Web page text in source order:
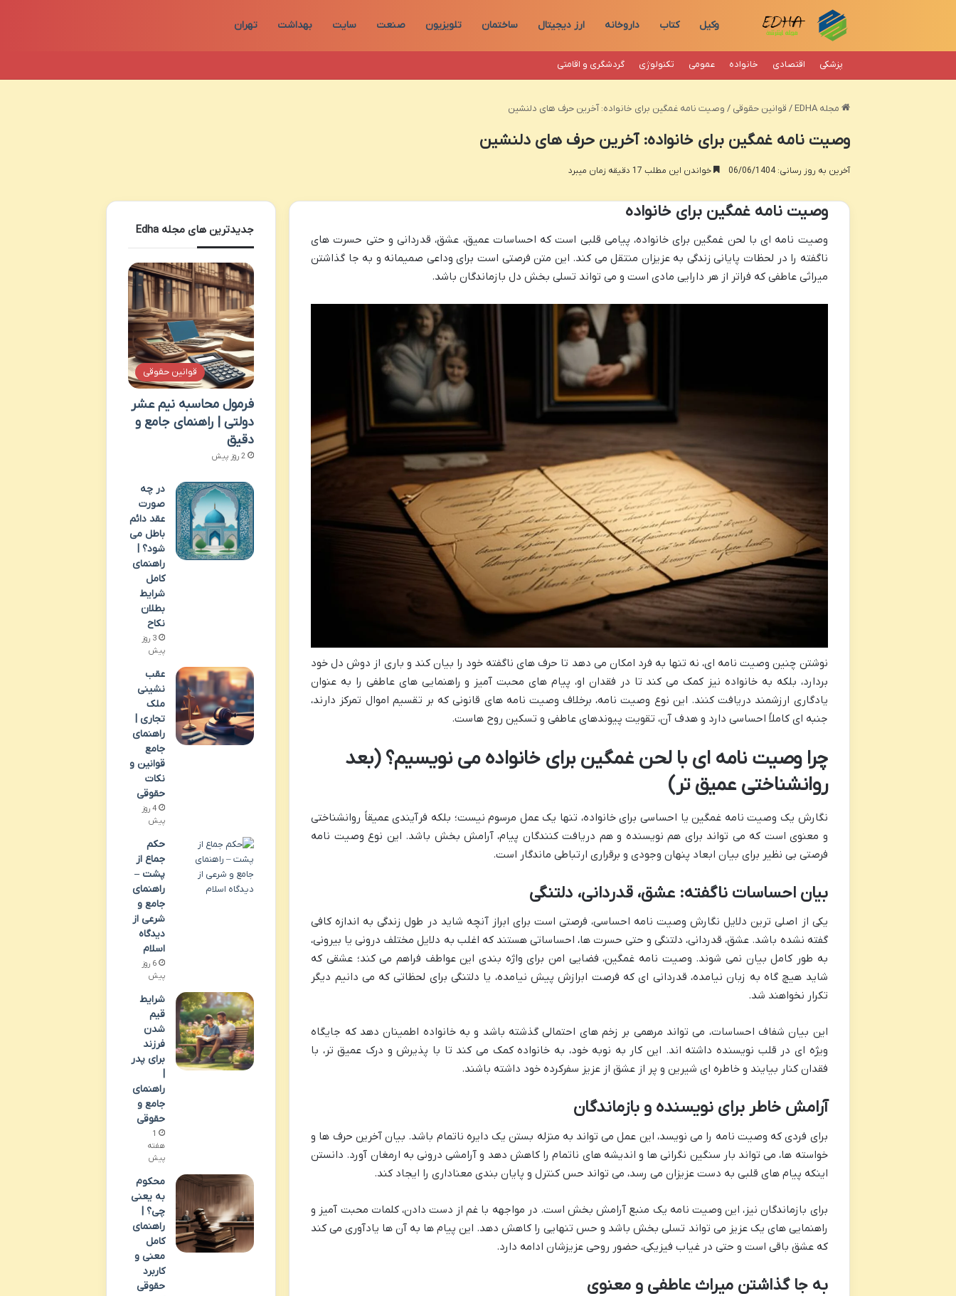
وکیل کتاب داروخانه ارز دیجیتال ساختمان تلویزیون صنعت سایت بهداشت تهران
پزشکی اقتصادی خانواده عمومی تکنولوژی گردشگری و اقامتی
مجله EDHA / قوانین حقوقی / وصیت نامه غمگین برای خانواده: آخرین حرف های دلنشین
وصیت نامه غمگین برای خانواده: آخرین حرف های دلنشین
آخرین به روز رسانی: 06/06/1404 خواندن این مطلب 17 دقیقه زمان میبرد
وصیت نامه غمگین برای خانواده
وصیت نامه ای با لحن غمگین برای خانواده، پیامی قلبی است که احساسات عمیق، عشق، قدردانی و حتی حسرت های
ناگفته را در لحظات پایانی زندگی به عزیزان منتقل می کند. این متن فرصتی است برای وداعی صمیمانه و به جا گذاشتن
میراثی عاطفی که فراتر از هر دارایی مادی است و می تواند تسلی بخش دل بازماندگان باشد.
نوشتن چنین وصیت نامه ای، نه تنها به فرد امکان می دهد تا حرف های ناگفته خود را بیان کند و باری از دوش دل خود
بردارد، بلکه به خانواده نیز کمک می کند تا در فقدان او، پیام های محبت آمیز و راهنمایی های عاطفی را به عنوان
یادگاری ارزشمند دریافت کنند. این نوع وصیت نامه، برخلاف وصیت نامه های قانونی که بر تقسیم اموال تمرکز دارند،
جنبه ای کاملاً احساسی دارد و هدف آن، تقویت پیوندهای عاطفی و تسکین روح هاست.
چرا وصیت نامه ای با لحن غمگین برای خانواده می نویسیم؟ (بعد
روانشناختی عمیق تر)
نگارش یک وصیت نامه غمگین یا احساسی برای خانواده، تنها یک عمل مرسوم نیست؛ بلکه فرآیندی عمیقاً روانشناختی
و معنوی است که می تواند برای هم نویسنده و هم دریافت کنندگان پیام، آرامش بخش باشد. این نوع وصیت نامه
فرصتی بی نظیر برای بیان ابعاد پنهان وجودی و برقراری ارتباطی ماندگار است.
بیان احساسات ناگفته: عشق، قدردانی، دلتنگی
یکی از اصلی ترین دلایل نگارش وصیت نامه احساسی، فرصتی است برای ابراز آنچه شاید در طول زندگی به اندازه کافی
گفته نشده باشد. عشق، قدردانی، دلتنگی و حتی حسرت ها، احساساتی هستند که اغلب به دلایل مختلف درونی یا بیرونی،
به طور کامل بیان نمی شوند. وصیت نامه غمگین، فضایی امن برای واژه بندی این عواطف فراهم می کند؛ عشقی که
شاید هیچ گاه به زبان نیامده، قدردانی ای که فرصت ابرازش پیش نیامده، یا دلتنگی برای لحظاتی که می دانیم دیگر
تکرار نخواهند شد.
این بیان شفاف احساسات، می تواند مرهمی بر زخم های احتمالی گذشته باشد و به خانواده اطمینان دهد که جایگاه
ویژه ای در قلب نویسنده داشته اند. این کار به نوبه خود، به خانواده کمک می کند تا با پذیرش و درک عمیق تر، با
فقدان کنار بیایند و خاطره ای شیرین و پر از عشق از عزیز سفرکرده خود داشته باشند.
آرامش خاطر برای نویسنده و بازماندگان
برای فردی که وصیت نامه را می نویسد، این عمل می تواند به منزله بستن یک دایره ناتمام باشد. بیان آخرین حرف ها و
خواسته ها، می تواند بار سنگین نگرانی ها و اندیشه های ناتمام را کاهش دهد و آرامشی درونی به ارمغان آورد. دانستن
اینکه پیام های قلبی به دست عزیزان می رسد، می تواند حس کنترل و پایان بندی معناداری را ایجاد کند.
برای بازماندگان نیز، این وصیت نامه یک منبع آرامش بخش است. در مواجهه با غم از دست دادن، کلمات محبت آمیز و
راهنمایی های یک عزیز می تواند تسلی بخش باشد و حس تنهایی را کاهش دهد. این پیام ها به آن ها یادآوری می کند
که عشق باقی است و حتی در غیاب فیزیکی، حضور روحی عزیزشان ادامه دارد.
به جا گذاشتن میراث عاطفی و معنوی
جدیدترین های مجله Edha
قوانین حقوقی
فرمول محاسبه نیم عشر
دولتی | راهنمای جامع و
دقیق
2 روز پیش
در چه
صورت
عقد دائم
باطل می
شود؟ |
راهنمای
کامل
شرایط
بطلان
نکاح
3 روز
پیش
عقب
نشینی
ملک
تجاری |
راهنمای
جامع
قوانین و
نکات
حقوقی
4 روز
پیش
حکم
جماع از
پشت –
راهنمای
جامع و
شرعی از
دیدگاه
اسلام
6 روز
پیش
شرایط
قیم
شدن
فرزند
برای پدر
راهنمای
جامع و
حقوقی
1
هفته
پیش
محکوم
به یعنی
چی؟ |
راهنمای
کامل
معنی و
کاربرد
حقوقی